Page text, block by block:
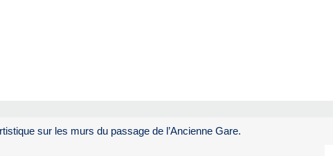
sur les murs du passage de l’Ancienne Gare.